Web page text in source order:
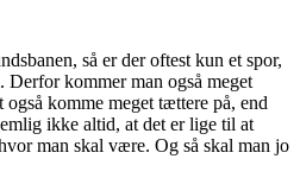
så er der oftest kun et spor,
Derfor kommer man også meget
komme meget tættere på, end
ikke altid, at det er lige til at
man skal være. Og så skal man jo